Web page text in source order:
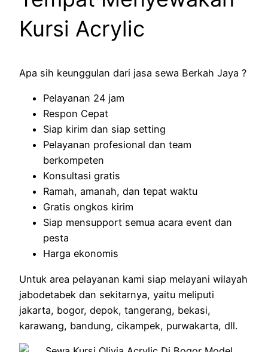
Kursi Acrylic
Apa sih keunggulan dari jasa sewa Berkah Jaya ?
Pelayanan 24 jam
Respon Cepat
Siap kirim dan siap setting
Pelayanan profesional dan team
berkompeten
Konsultasi gratis
Ramah, amanah, dan tepat waktu
Gratis ongkos kirim
Siap mensupport semua acara event dan
pesta
Harga ekonomis
Untuk area pelayanan kami siap melayani wilayah
jabodetabek dan sekitarnya, yaitu meliputi
jakarta, bogor, depok, tangerang, bekasi,
karawang, bandung, cikampek, purwakarta, dll.